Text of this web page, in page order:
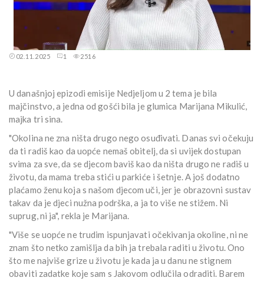
02.11.2025 1 2516
U današnjoj epizodi emisije Nedjeljom u 2 tema je bila
majčinstvo, a jedna od gošći bila je glumica Marijana Mikulić,
majka tri sina.
"Okolina ne zna ništa drugo nego osuđivati. Danas svi očekuju
da ti radiš kao da uopće nemaš obitelj, da si uvijek dostupan
svima za sve, da se djecom baviš kao da ništa drugo ne radiš u
životu, da mama treba stići u parkiće i šetnje. A još dodatno
plaćamo ženu koja s našom djecom uči, jer je obrazovni sustav
takav da je djeci nužna podrška, a ja to više ne stižem. Ni
suprug, ni ja", rekla je Marijana.
"Više se uopće ne trudim ispunjavati očekivanja okoline, ni ne
znam što netko zamišlja da bih ja trebala raditi u životu. Ono
što me najviše grize u životu je kada ja u danu ne stignem
obaviti zadatke koje sam s Jakovom odlučila odraditi. Barem